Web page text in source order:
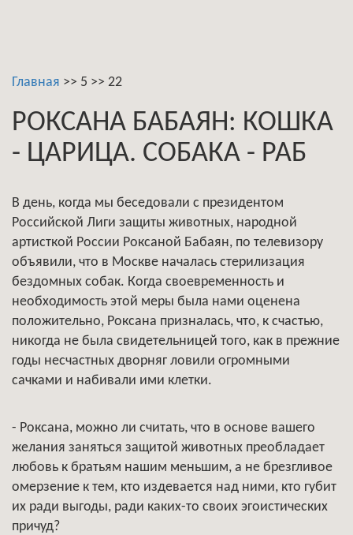
Главная >> 5 >> 22
РОКСАНА БАБАЯН: КОШКА
- ЦАРИЦА. СОБАКА - РАБ
В день, когда мы беседовали с президентом
Российской Лиги защиты животных, народной
артисткой России Роксаной Бабаян, по телевизору
объявили, что в Москве началась стерилизация
бездомных собак. Когда своевременность и
необходимость этой меры была нами оценена
положительно, Роксана призналась, что, к счастью,
никогда не была свидетельницей того, как в прежние
годы несчастных дворняг ловили огромными
сачками и набивали ими клетки.
- Роксана, можно ли считать, что в основе вашего
желания заняться защитой животных преобладает
любовь к братьям нашим меньшим, а не брезгливое
омерзение к тем, кто издевается над ними, кто губит
их ради выгоды, ради каких-то своих эгоистических
причуд?